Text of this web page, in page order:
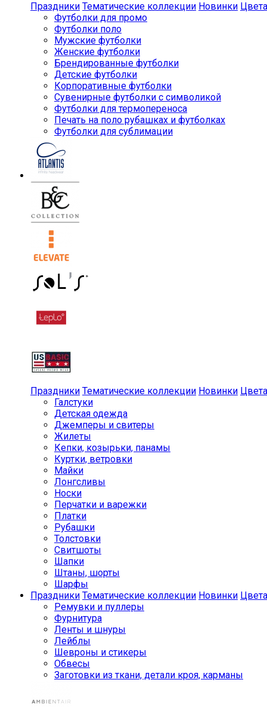
Праздники Тематические коллекции Новинки Цвета
Футболки для промо
Футболки поло
Мужские футболки
Женские футболки
Брендированные футболки
Детские футболки
Корпоративные футболки
Сувенирные футболки с символикой
Футболки для термопереноса
Печать на поло рубашках и футболках
Футболки для сублимации
Праздники Тематические коллекции Новинки Цвета
Галстуки
Детская одежда
Джемперы и свитеры
Жилеты
Кепки, козырьки, панамы
Куртки, ветровки
Майки
Лонгсливы
Носки
Перчатки и варежки
Платки
Рубашки
Толстовки
Свитшоты
Шапки
Штаны, шорты
Шарфы
Праздники Тематические коллекции Новинки Цвета
Ремувки и пуллеры
Фурнитура
Ленты и шнуры
Лейблы
Шевроны и стикеры
Обвесы
Заготовки из ткани, детали кроя, карманы